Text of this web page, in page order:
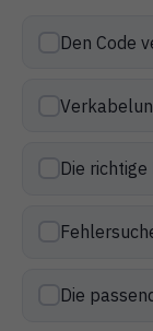
Den Code
Die
Die